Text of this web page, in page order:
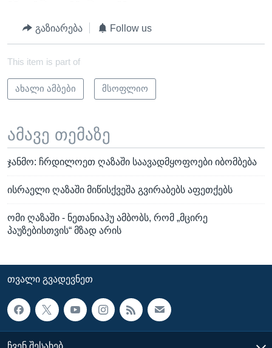
გაზიარება Follow us
This item is part of
ახალი ამბები მსოფლიო
ამავე თემაზე
ჯანმო: ჩრდილოეთ ღაზაში საავადმყოფოები იბომბება
ისრაელი ღაზაში მიწისქვეშა გვირაბებს აფეთქებს
ომი ღაზაში - ნეთანიაჰუ ამბობს, რომ „მცირე
პაუზებისთვის“ მზად არის
ᲗᲕᲐᲚᲘ ᲒᲕᲐᲓᲔᲕᲜᲔᲗ
ᲩᲕᲔᲜ ᲨᲔᲡᲐᲮᲔᲑ